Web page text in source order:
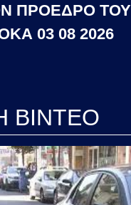
ΠΡΟΕΔΡΟ ΤΟΥ
03 08 2026
ΒΙΝΤΕΟ